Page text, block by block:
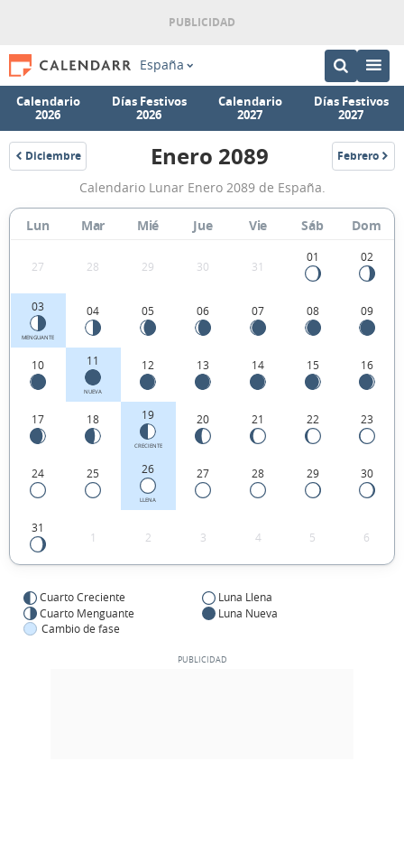
España
Calendario
2026
Días Festivos
2026
Calendario
2027
Días Festivos
2027
Diciembre
2088
Calendario
Lunar
Enero
España.
Enero 2089 Febrero
2089
Calendario Lunar Enero 2089 de España.
Lun Mar Mié Jue Vie Sáb Dom
27 28 29 30 31
01 02
03
MENGUANTE
04 05 06 07 08 09
10 11
NUEVA
12 13 14 15 16
17 18 19
CRECIENTE
20 21 22 23
24 25 26
LLENA
27 28 29 30
31
1 2 3 4 5 6
Cuarto Creciente
Luna Llena
Cuarto Menguante
Luna Nueva
Cambio de fase